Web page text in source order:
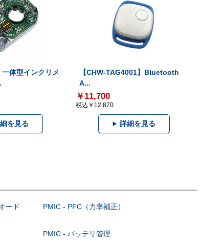
一体型インクリメ
を見る
【CHW-TAG4001】Bluetooth
A...
￥11,700
税込￥12,870
詳細を見る
ード PMIC - PFC（力率補正）
PMIC - バッテリ管理